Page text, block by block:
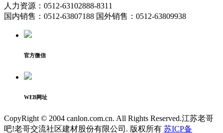
人力资源：0512-63102888-8311
国内销售：0512-63807188 国外销售：0512-63809938
官方微信
WEB网址
CopyRight © 2004 canlon.com.cn. All Rights Reserved.江苏老哥
吧!老哥交流社区建材股份有限公司. 版权所有 苏ICP备